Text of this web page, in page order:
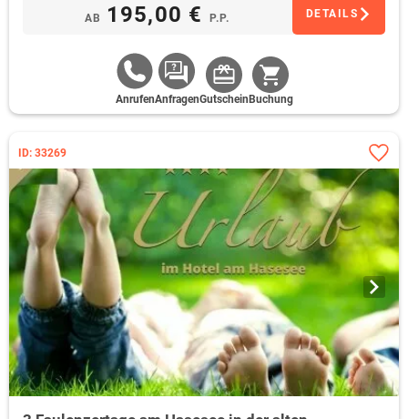
AB 195,00 € P.P. DETAILS
AnrufenAnfragenGutschein Buchung
ID: 33269